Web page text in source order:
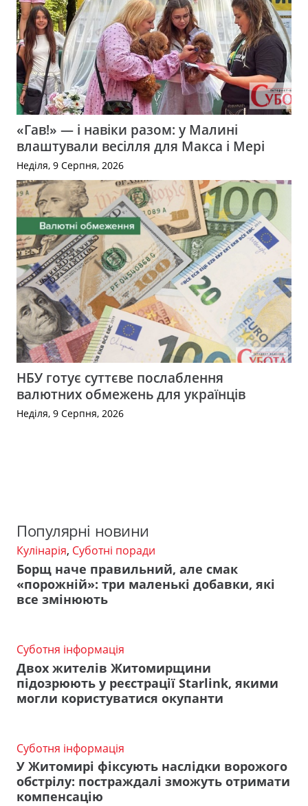
«Гав!» — і навіки разом: у Малині
влаштували весілля для Макса і Мері
Неділя, 9 Серпня, 2026
НБУ готує суттєве послаблення
валютних обмежень для українців
Неділя, 9 Серпня, 2026
Популярні новини
Кулінарія, Суботні поради
Борщ наче правильний, але смак
«порожній»: три маленькі добавки, які
все змінюють
Суботня інформація
Двох жителів Житомирщини
підозрюють у реєстрації Starlink, якими
могли користуватися окупанти
Суботня інформація
У Житомирі фіксують наслідки ворожого
обстрілу: постраждалі зможуть отримати
компенсацію